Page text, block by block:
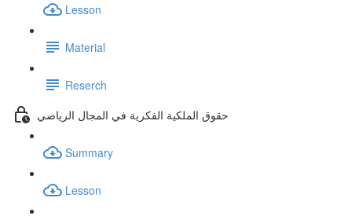
Lesson
Material
Reserch
حقوق الملكية الفكرية في المجال الرياضي
Summary
Lesson